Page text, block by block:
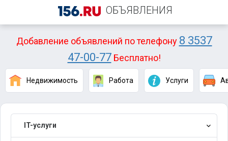
ОБЪЯВЛЕНИЯ
Добавление объявлений по телефону 8 3537
47-00-77Бесплатно!
Недвижимость Работа Услуги
IT-услуги